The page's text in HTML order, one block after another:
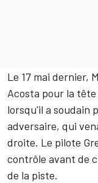
Le 17 mai dernier,
Acosta pour la tête
lorsqu'il a soudain
adversaire, qui
droite. Le pilote
contrôle avant de
de la piste.